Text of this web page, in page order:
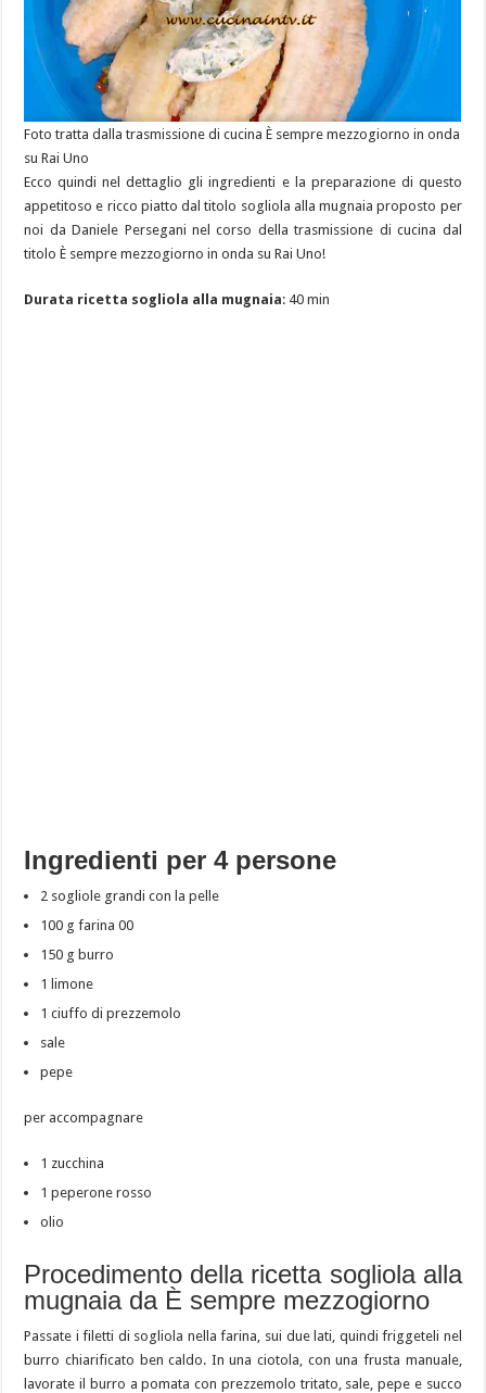
Foto tratta dalla trasmissione di cucina È sempre mezzogiorno in onda
su Rai Uno
Ecco quindi nel dettaglio gli ingredienti e la preparazione di questo
appetitoso e ricco piatto dal titolo sogliola alla mugnaia proposto per
noi da Daniele Persegani nel corso della trasmissione di cucina dal
titolo È sempre mezzogiorno in onda su Rai Uno!
Durata ricetta sogliola alla mugnaia: 40 min
Ingredienti per 4 persone
2 sogliole grandi con la pelle
100 g farina 00
150 g burro
1 limone
1 ciuffo di prezzemolo
sale
pepe
per accompagnare
1 zucchina
1 peperone rosso
olio
Procedimento della ricetta sogliola alla
mugnaia da È sempre mezzogiorno
Passate i filetti di sogliola nella farina, sui due lati, quindi friggeteli nel
burro chiarificato ben caldo. In una ciotola, con una frusta manuale,
lavorate il burro a pomata con prezzemolo tritato, sale, pepe e succo